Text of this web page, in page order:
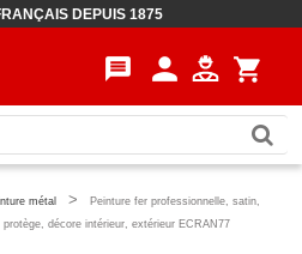
DEPUIS 1875
message person shopping_cart
métal >
Peinture fer professionnelle, satin,
décore intérieur, extérieur ECRAN77